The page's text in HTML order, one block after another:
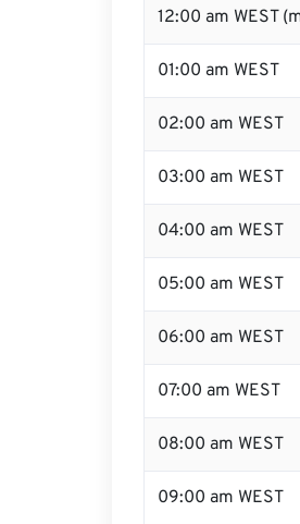
12:00 am WEST
01:00 am WEST
02:00 am WEST
03:00 am WEST
04:00 am WEST
05:00 am WEST
06:00 am WEST
07:00 am WEST
08:00 am WEST
09:00 am WEST